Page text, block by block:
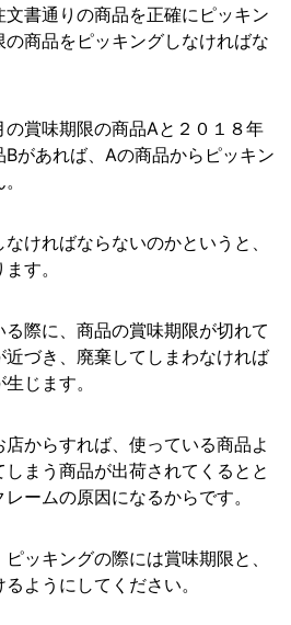
書通りの商品を正確にピッキン
商品をピッキングしなければな
の賞味期限の商品Aと２０１８年
Bがあれば、Aの商品からピッキン
ければならないのかというと、
す。
際に、商品の賞味期限が切れて
近づき、廃棄してしまわなければ
じます。
からすれば、使っている商品よ
まう商品が出荷されてくるとと
ームの原因になるからです。
ッキングの際には賞味期限と、
ようにしてください。